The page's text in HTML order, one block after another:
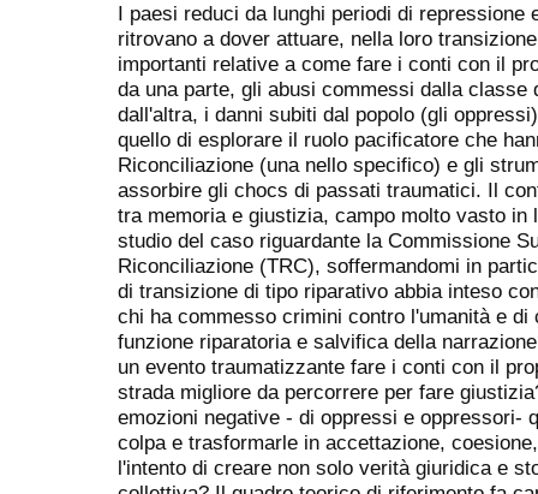
I paesi reduci da lunghi periodi di repressione
ritrovano a dover attuare, nella loro
importanti relative a come fare i conti con il
da una parte, gli abusi commessi dalla
dall'altra, i danni subiti dal popolo (gli
quello di esplorare il ruolo pacificatore che
Riconciliazione (una nello specifico) e gli
assorbire gli chocs di passati traumatici. Il
tra memoria e giustizia, campo molto vasto
studio del caso riguardante la Commissione
Riconciliazione (TRC), soffermandomi in
di transizione di tipo riparativo abbia inteso
chi ha commesso crimini contro l'umanità e
funzione riparatoria e salvifica della
un evento traumatizzante fare i conti con il
strada migliore da percorrere per fare
emozioni negative - di oppressi e oppressori-
colpa e trasformarle in accettazione,
l'intento di creare non solo verità giuridica e